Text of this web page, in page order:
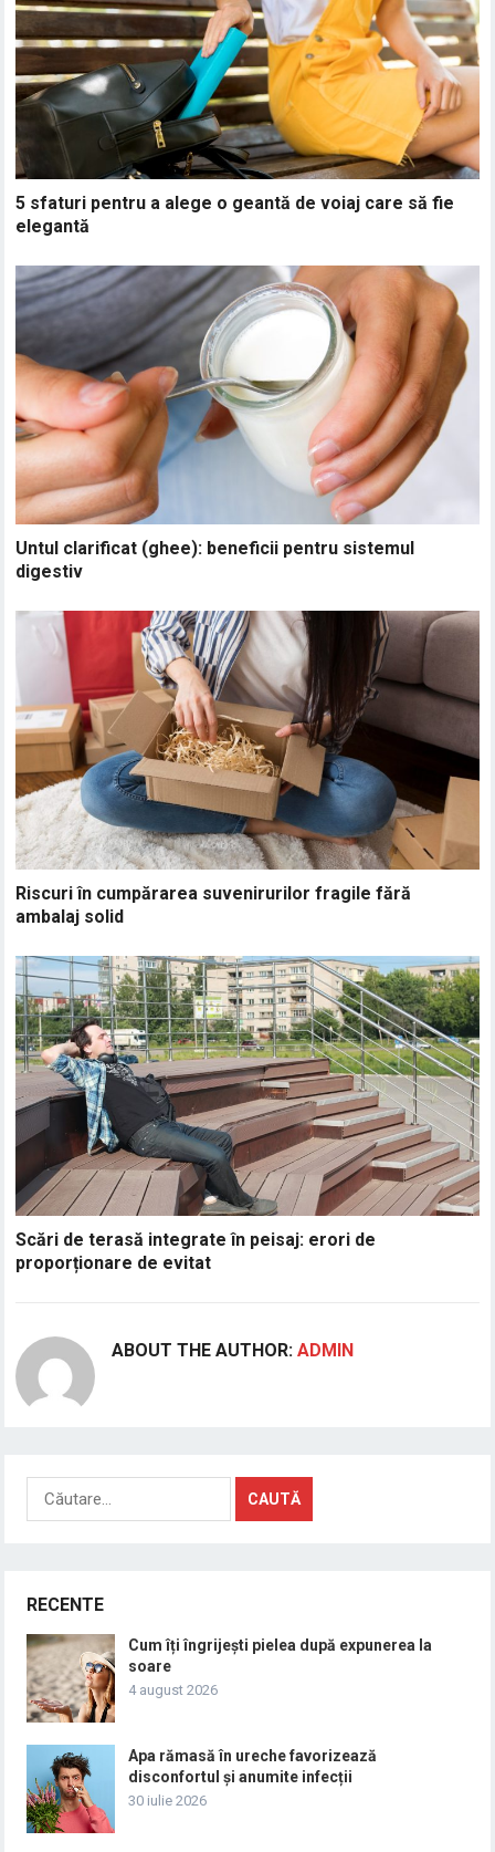
5 sfaturi pentru a alege o geantă de voiaj care să fie
elegantă
Untul clarificat (ghee): beneficii pentru sistemul
digestiv
Riscuri în cumpărarea suvenirurilor fragile fără
ambalaj solid
Scări de terasă integrate în peisaj: erori de
proporționare de evitat
ABOUT THE AUTHOR:ADMIN
Caută
după:
RECENTE
Cum îți îngrijești pielea după expunerea la
soare
4 august 2026
Apa rămasă în ureche favorizează
disconfortul și anumite infecții
30 iulie 2026